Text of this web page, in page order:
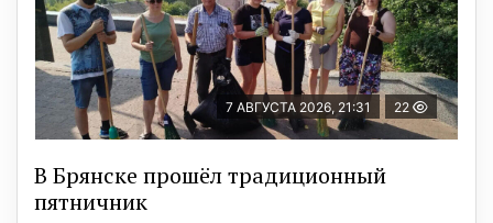
7 АВГУСТА 2026, 21:31 22
В Брянске прошёл традиционный
пятничник